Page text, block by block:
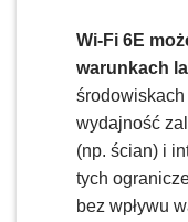
Wi-Fi 6E
warunkach
wydajność
(np. ścian) i
tych
bez wpływu